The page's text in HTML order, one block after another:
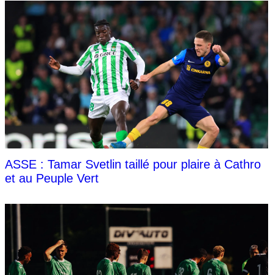
ASSE : Tamar Svetlin taillé pour plaire à Cathro
et au Peuple Vert